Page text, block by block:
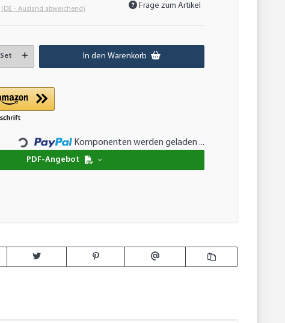
(DE - Ausland abweichend) Frage zum Artikel
Set In den Warenkorb
Loading...
Komponenten werden geladen ...
PDF-Angebot